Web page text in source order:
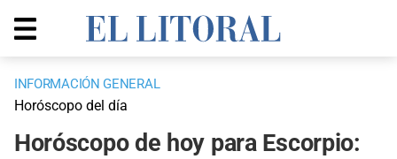
INFORMACIÓN GENERAL
Horóscopo del día
Horóscopo de hoy para Escorpio: